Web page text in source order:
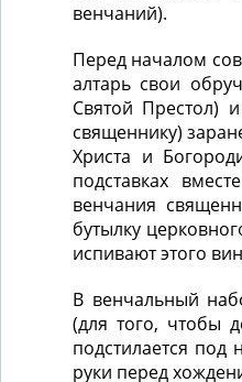
венчаний).
Перед началом
алтарь свои
Святой Престол)
священнику)
Христа и
подставках
венчания
бутылку
испивают этого
В венчальный
(для того, чтобы
подстилается
руки перед